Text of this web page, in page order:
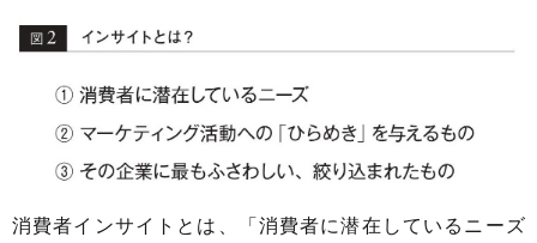
消費者インサイトとは、「消費者に潜在しているニーズ